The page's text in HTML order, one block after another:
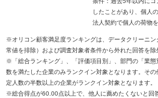
したことがあり、個人
法人契約で個人の荷物
※オリコン顧客満足度ランキングは、データクリーニ
常値を排除）および調査対象者条件から外れた回答を除
※「総合ランキング」、「評価項目別」、部門の「業態
数を満たした企業のみランクイン対象となります。そ
定人数の半数以上の企業がランクイン対象となります。
※総合得点が60.00点以上で、他人に薦めたくないと回